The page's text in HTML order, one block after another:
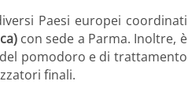
Paesi europei coordinati
con sede a Parma. Inoltre, è
pomodoro e di trattamento
finali.